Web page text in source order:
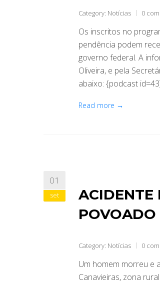
Category: Notícias 0
Os inscritos no
pendência podem
governo federal. A
Oliveira, e pela
abaixo: {podcast
Read more →
01
set
ACIDENTE
POVOADO
Category: Notícias 0
Um homem morreu e
Canavieiras, zona